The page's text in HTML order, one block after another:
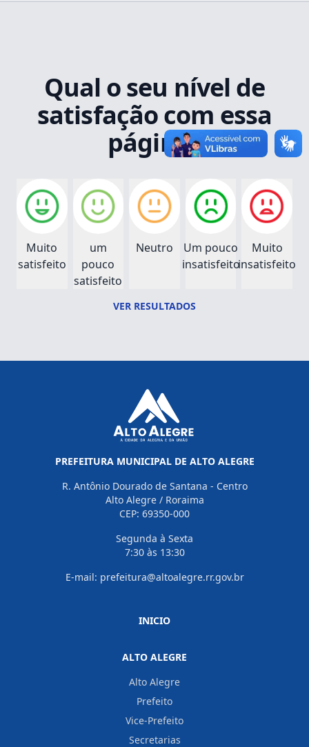
Qual o seu nível de
satisfação com essa
página?
Muito
satisfeito
um
pouco
satisfeito
Neutro
Um pouco
insatisfeito
Muito
insatisfeito
VER RESULTADOS
PREFEITURA MUNICIPAL DE ALTO ALEGRE
R. Antônio Dourado de Santana - Centro
Alto Alegre / Roraima
CEP: 69350-000
Segunda à Sexta
7:30 às 13:30
E-mail: prefeitura@altoalegre.rr.gov.br
INICIO
ALTO ALEGRE
Alto Alegre
Prefeito
Vice-Prefeito
Secretarias